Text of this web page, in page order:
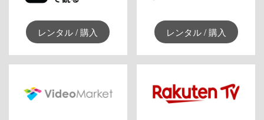
レンタル / 購入 レンタル / 購入